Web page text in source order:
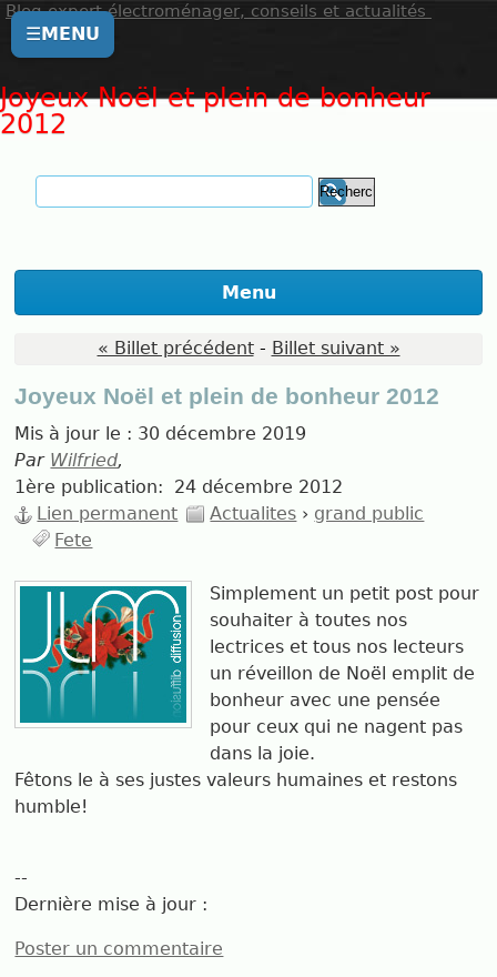
Blog expert électroménager, conseils et actualités
Joyeux Noël et plein de bonheur
2012
☰MENU
Menu
« Billet précédent - Billet suivant »
Joyeux Noël et plein de bonheur 2012
Mis à jour le : 30 décembre 2019
Par Wilfried,
1ère publication: 24 décembre 2012
Lien permanent
Actualites › grand public
Fete
Simplement un petit post pour
souhaiter à toutes nos
lectrices et tous nos lecteurs
un réveillon de Noël emplit de
bonheur avec une pensée
pour ceux qui ne nagent pas
dans la joie.
Fêtons le à ses justes valeurs humaines et restons
humble!
--
Dernière mise à jour :
Poster un commentaire